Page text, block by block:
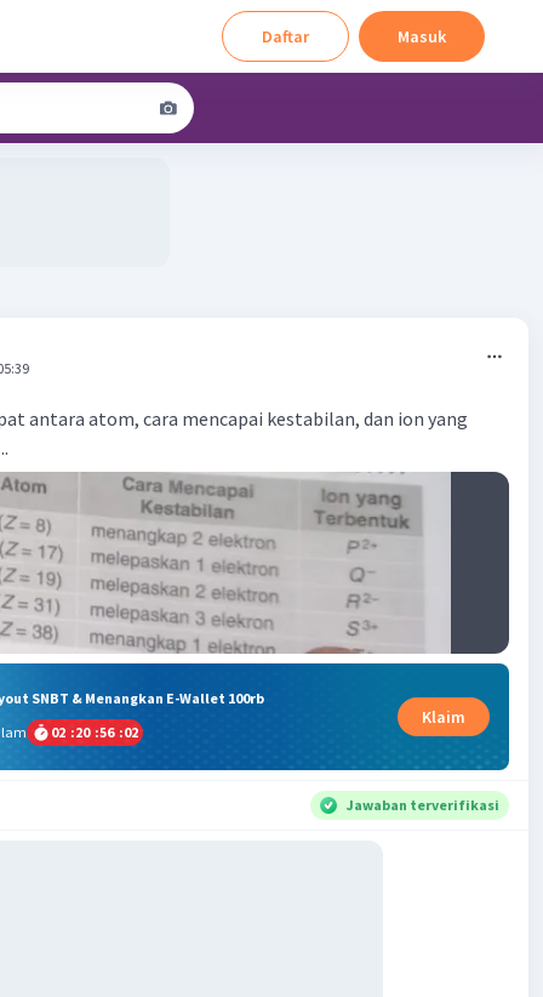
Daftar Masuk
antara atom, cara mencapai kestabilan, dan ion yang
SNBT & Menangkan E-Wallet 100rb
02 :20 :56 :01
Klaim
Jawaban terverifikasi